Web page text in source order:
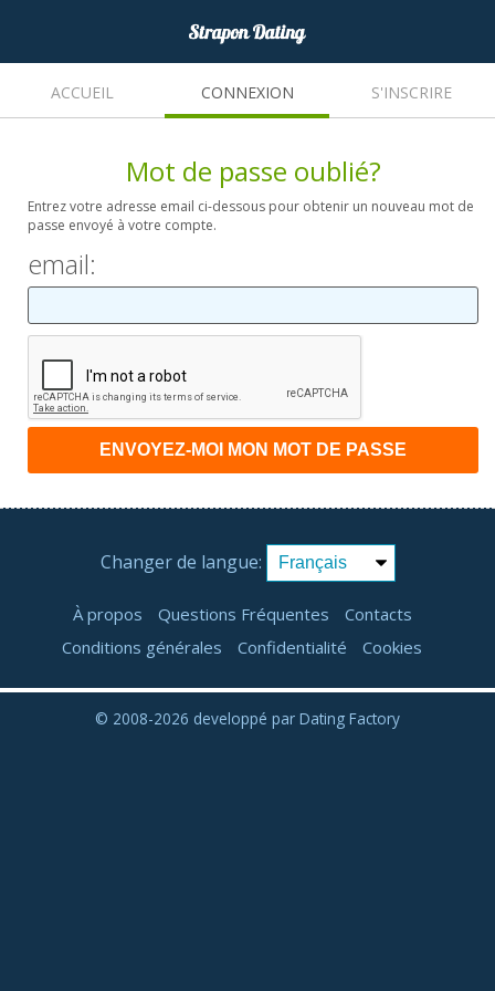
ACCUEIL CONNEXION S'INSCRIRE
Mot de passe oublié?
Entrez votre adresse email ci-dessous pour obtenir un nouveau mot de
passe envoyé à votre compte.
email:
Changer de langue:
À propos Questions Fréquentes
Contacts
Conditions générales
Confidentialité Cookies
© 2008-2026 developpé par Dating Factory